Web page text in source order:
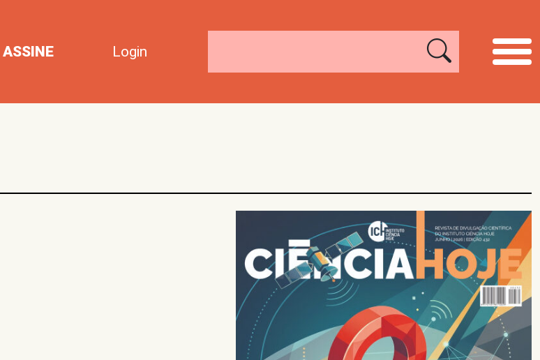
ASSINE Login